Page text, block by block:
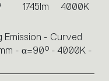
1745lm 4000K
Emission - Curved
- α=90° - 4000K -